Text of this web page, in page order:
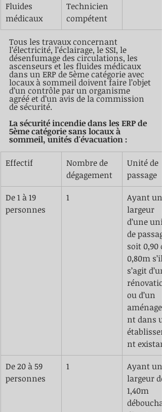
​Fluides
médicaux
​Technicien
compétent
Tous les travaux concernant
l’électricité, l’éclairage, le SSI, le
désenfumage des circulations, les
ascenseurs et les fluides médicaux
dans un ERP de 5ème catégorie avec
locaux à sommeil doivent faire l’objet
d’un contrôle par un organisme
agréé et d’un avis de la commission
La sécurité incendie dans les ERP de
5ème catégorie sans locaux à
sommeil, unités d'évacuation :
​Effectif
Nombre de
dégagement
​Unité de
passage
De 1 à 19
personnes
1
​Ayant
largeur
d’une
de
soit 0,90
0,80m s’il
s’agit
ou d’un
nt dans
nt
​De 20 à 59
personnes
​1
​Ayant
largeur de
1,40m